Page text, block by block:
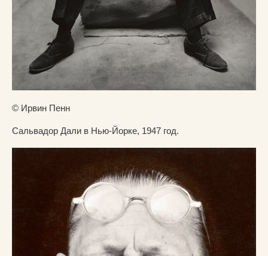
© Ирвин Пенн
Сальвадор Дали в Нью-Йорке, 1947 год.